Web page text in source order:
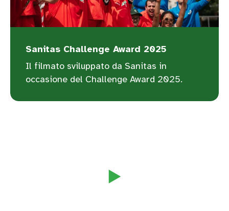
Sanitas Challenge Award 2025
Il filmato sviluppato da Sanitas in
occasione del Challenge Award 2025.